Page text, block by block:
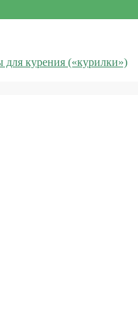
для курения («курилки»)